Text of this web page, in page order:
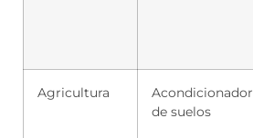
Agricultura
Acondicionador
de suelos